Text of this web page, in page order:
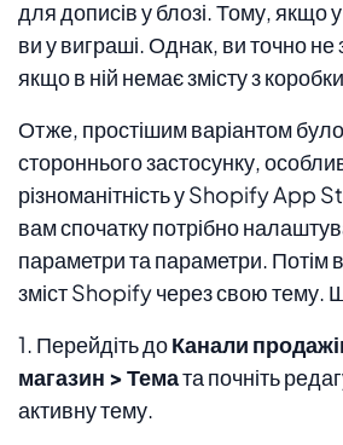
для дописів у блозі. Тому, якщо у
ви у виграші. Однак, ви точно не
якщо в ній немає змісту з
Отже, простішим варіантом
стороннього застосунку,
різноманітність у Shopify App
вам спочатку потрібно
параметри та параметри. Потім
зміст Shopify через свою тему.
1. Перейдіть доКанали
магазин > Темата почніть
активну тему.